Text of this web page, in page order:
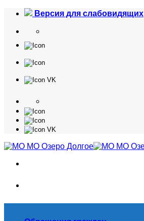
Skip
content
Версия для слабовидящих